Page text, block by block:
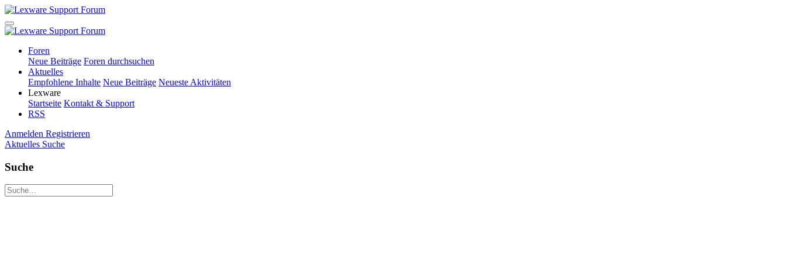
Foren
Neue Beiträge Foren durchsuchen
Aktuelles
Empfohlene Inhalte Neue Beiträge Neueste Aktivitäten
Lexware
Startseite Kontakt & Support
RSS
Anmelden Registrieren
Aktuelles Suche
Suche